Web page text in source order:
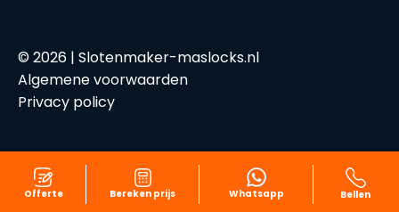
© 2026 | Slotenmaker-maslocks.nl
Algemene voorwaarden
Privacy policy
Offerte Bereken prijs Whatsapp Bellen